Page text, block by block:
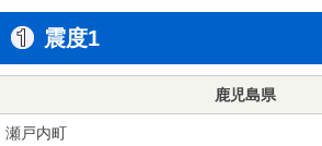
震度1
鹿児島県
瀬戸内町